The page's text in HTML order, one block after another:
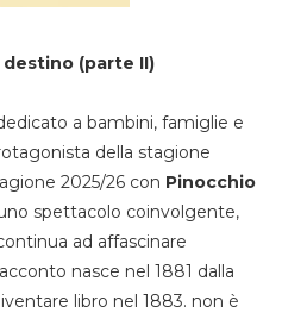
(parte II)
a bambini, famiglie e
della stagione
2025/26 con Pinocchio
spettacolo coinvolgente,
ad affascinare
nasce nel 1881 dalla
libro nel 1883. non è